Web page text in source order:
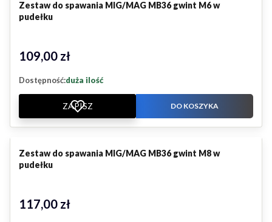
Zestaw do spawania MIG/MAG MB36 gwint M6 w
pudełku
Cena
109,00 zł
Dostępność:duża ilość
ZAPISZ DO KOSZYKA
Zestaw do spawania MIG/MAG MB36 gwint M8 w
pudełku
Cena
117,00 zł